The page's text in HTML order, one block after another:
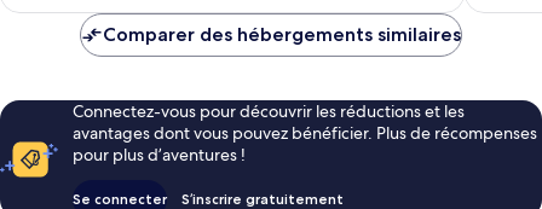
de
Comparer des hébergements similaires
Connectez-vous pour découvrir les réductions et les
avantages dont vous pouvez bénéficier. Plus de récompenses
pour plus d’aventures !
Se connecter S’inscrire gratuitement